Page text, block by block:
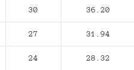
30 36.20
27 31.94
24 28.32